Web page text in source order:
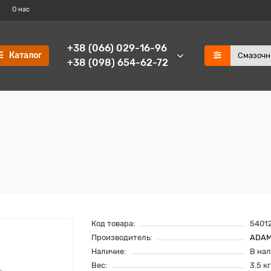
О нас
Каталог
+38 (066) 029-16-96
+38 (098) 654-62-72
Код товара:
Производитель:
Наличие:
В
Вес:
3.5 кг